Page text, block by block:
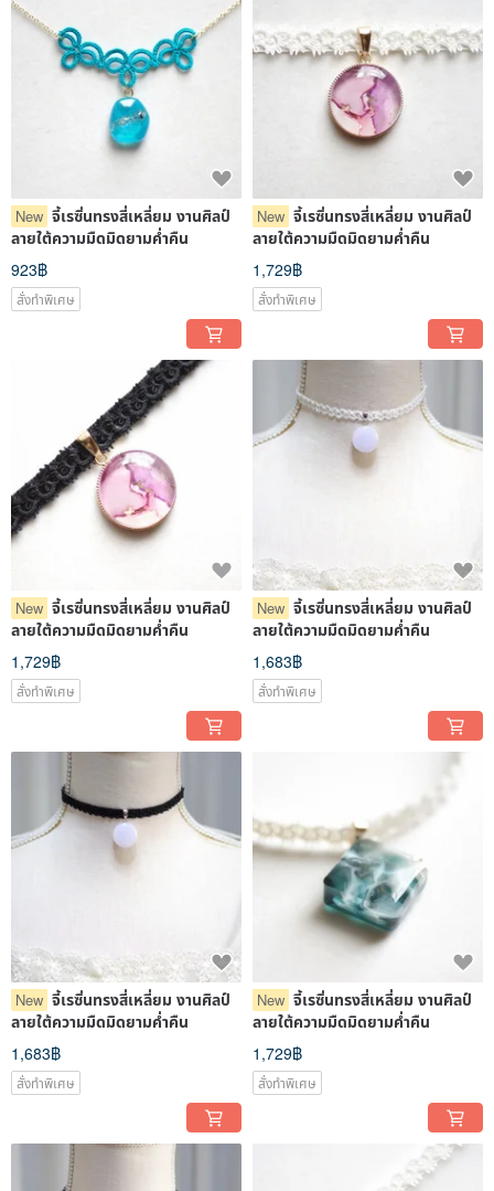
New จี้เรซิ่นทรงสี่เหลี่ยม งานศิลป์
ลายใต้ความมืดมิดยามค่ำคืน
923฿
สั่งทำพิเศษ
New จี้เรซิ่นทรงสี่เหลี่ยม งานศิลป์
ลายใต้ความมืดมิดยามค่ำคืน
1,729฿
สั่งทำพิเศษ
New จี้เรซิ่นทรงสี่เหลี่ยม งานศิลป์
ลายใต้ความมืดมิดยามค่ำคืน
1,729฿
สั่งทำพิเศษ
New จี้เรซิ่นทรงสี่เหลี่ยม งานศิลป์
ลายใต้ความมืดมิดยามค่ำคืน
1,683฿
สั่งทำพิเศษ
New จี้เรซิ่นทรงสี่เหลี่ยม งานศิลป์
ลายใต้ความมืดมิดยามค่ำคืน
1,683฿
สั่งทำพิเศษ
New จี้เรซิ่นทรงสี่เหลี่ยม งานศิลป์
ลายใต้ความมืดมิดยามค่ำคืน
1,729฿
สั่งทำพิเศษ